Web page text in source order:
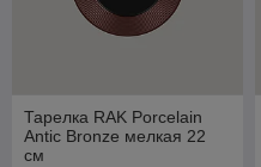
Тарелка RAK Porcelain
Antic Bronze мелкая 22
см